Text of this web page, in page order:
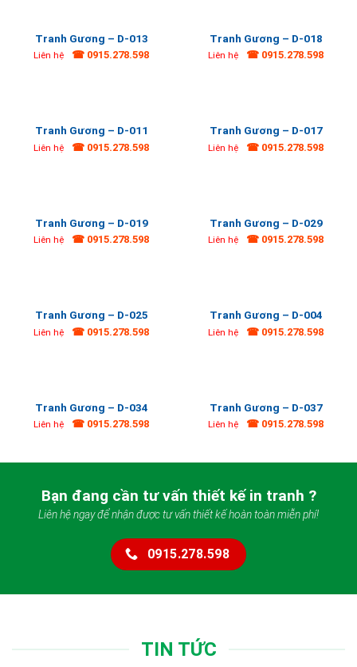
Tranh Gương – D-013
Liên hệ ☎ 0915.278.598
Tranh Gương – D-018
Liên hệ ☎ 0915.278.598
Tranh Gương – D-011
Liên hệ ☎ 0915.278.598
Tranh Gương – D-017
Liên hệ ☎ 0915.278.598
Tranh Gương – D-019
Liên hệ ☎ 0915.278.598
Tranh Gương – D-029
Liên hệ ☎ 0915.278.598
Tranh Gương – D-025
Liên hệ ☎ 0915.278.598
Tranh Gương – D-004
Liên hệ ☎ 0915.278.598
Tranh Gương – D-034
Liên hệ ☎ 0915.278.598
Tranh Gương – D-037
Liên hệ ☎ 0915.278.598
Bạn đang cần tư vấn thiết kế in tranh ?
Liên hệ ngay để nhận được tư vấn thiết kế hoàn toàn miễn phí!
0915.278.598
TIN TỨC